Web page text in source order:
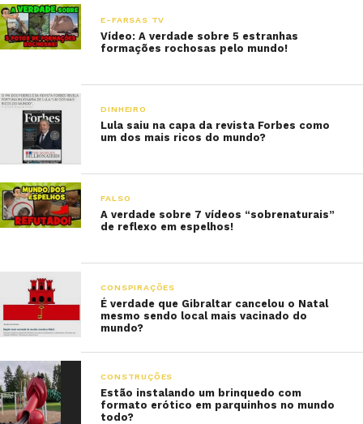
E-FARSAS TV
Vídeo: A verdade sobre 5 estranhas
formações rochosas pelo mundo!
DINHEIRO
Lula saiu na capa da revista Forbes como
um dos mais ricos do mundo?
FALSO
A verdade sobre 7 vídeos “sobrenaturais”
de reflexo em espelhos!
CONSPIRAÇÕES
É verdade que Gibraltar cancelou o Natal
mesmo sendo local mais vacinado do
mundo?
CONSTRUÇÕES
Estão instalando um brinquedo com
formato erótico em parquinhos no mundo
todo?